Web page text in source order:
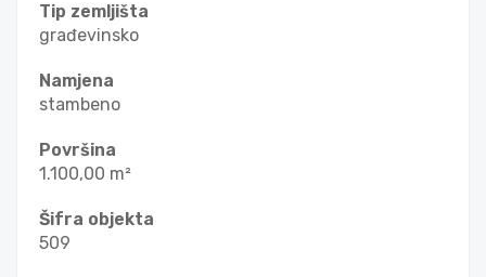
Tip zemljišta
građevinsko
Namjena
stambeno
Površina
1.100,00 m²
Šifra objekta
509